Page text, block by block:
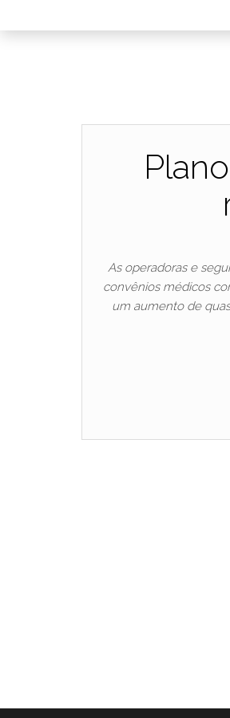
As operadoras e
convênios médicos
um aumento de